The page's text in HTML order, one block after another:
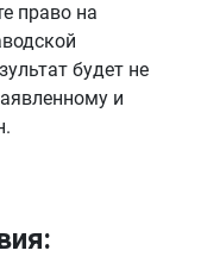
право на
будет не
и